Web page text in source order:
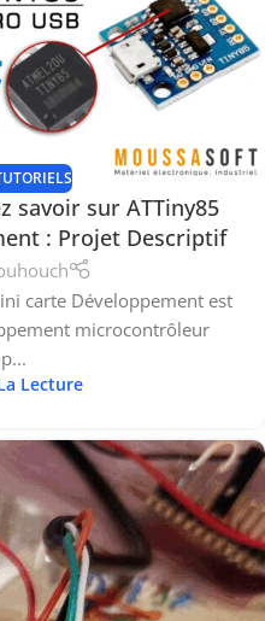
savoir sur ATTiny85
: Projet Descriptif
carte Développement est
microcontrôleur
Lecture